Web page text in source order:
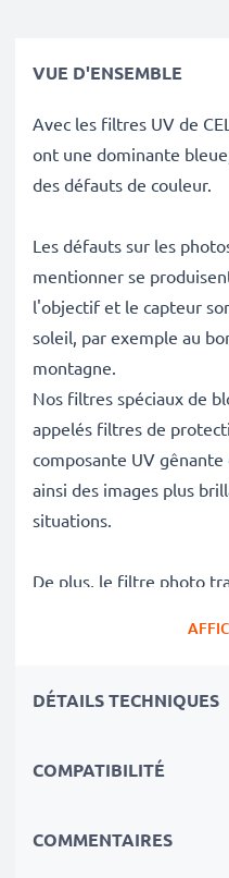
VUE D'ENSEMBLE
Avec les filtres UV de
ont une dominante
des défauts de couleur.
Les défauts sur les
mentionner se
l'objectif et le capteur
soleil, par exemple au
montagne.
Nos filtres spéciaux de
appelés filtres de
composante UV
ainsi des images plus
situations.
De plus, le filtre photo
objectif sans pour
DÉTAILS TECHNIQUES
COMPATIBILITÉ
COMMENTAIRES